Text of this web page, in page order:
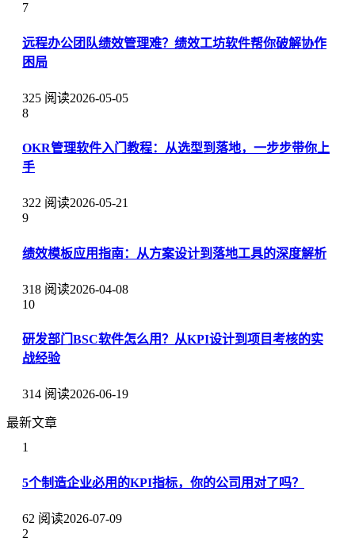
7
远程办公团队绩效管理难？绩效工坊软件帮你破解协作
困局
325 阅读2026-05-05
8
OKR管理软件入门教程：从选型到落地，一步步带你上
手
322 阅读2026-05-21
9
绩效模板应用指南：从方案设计到落地工具的深度解析
318 阅读2026-04-08
10
研发部门BSC软件怎么用？从KPI设计到项目考核的实
战经验
314 阅读2026-06-19
最新文章
1
5个制造企业必用的KPI指标，你的公司用对了吗？
62 阅读2026-07-09
2